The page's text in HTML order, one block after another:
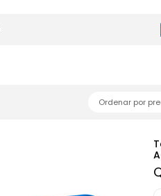
Ordenar por